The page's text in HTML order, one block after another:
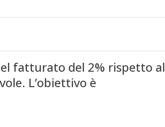
fatturato del 2% rispetto al
L’obiettivo è